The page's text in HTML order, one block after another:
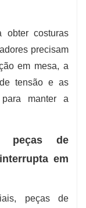
obter costuras
precisam
em mesa, a
tensão e as
manter a
peças de
em
peças de